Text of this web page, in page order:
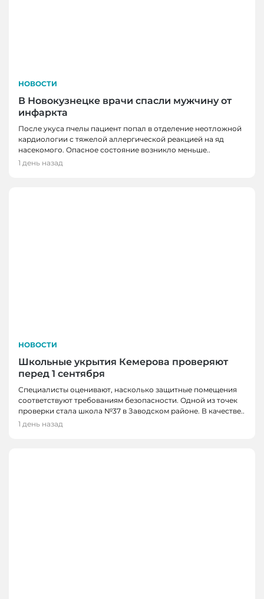
НОВОСТИ
В Новокузнецке врачи спасли мужчину от
инфаркта
После укуса пчелы пациент попал в отделение неотложной
кардиологии с тяжелой аллергической реакцией на яд
насекомого. Опасное состояние возникло меньше..
1 день назад
НОВОСТИ
Школьные укрытия Кемерова проверяют
перед 1 сентября
Специалисты оценивают, насколько защитные помещения
соответствуют требованиям безопасности. Одной из точек
проверки стала школа №37 в Заводском районе. В качестве..
1 день назад